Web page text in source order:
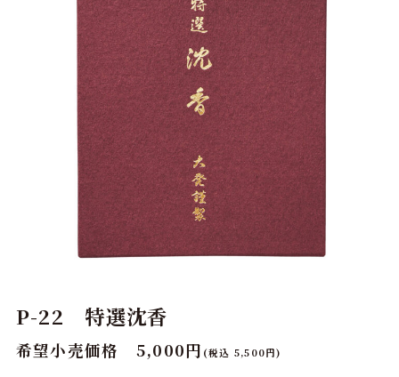
P-22 特選沈香
希望小売価格 5,000円 (税込 5,500円)